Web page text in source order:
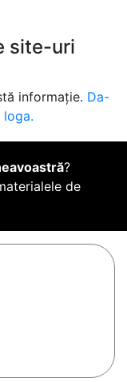
site-uri
informație. Da-
?
de